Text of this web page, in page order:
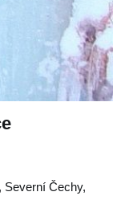
, Severní Čechy,